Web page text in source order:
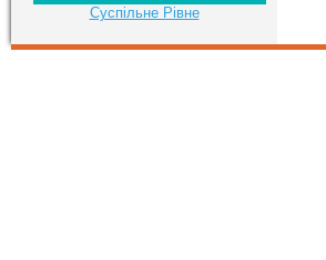
Суспільне Рівне